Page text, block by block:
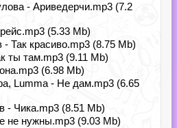
- Ариведерчи.mp3 (7.2
(5.33 Mb)
- Так красиво.mp3 (8.75 Mb)
ты там.mp3 (9.11 Mb)
(6.98 Mb)
Lumma - Не дам.mp3 (6.65
- Чика.mp3 (8.51 Mb)
не нужны.mp3 (9.03 Mb)